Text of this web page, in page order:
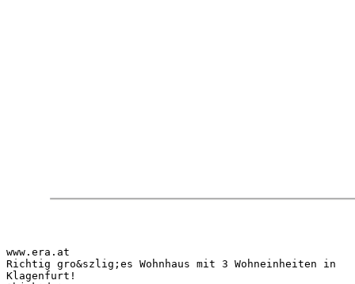
www.era.at
Richtig gro&szlig;es Wohnhaus mit 3 Wohneinheiten in
Klagenfurt!